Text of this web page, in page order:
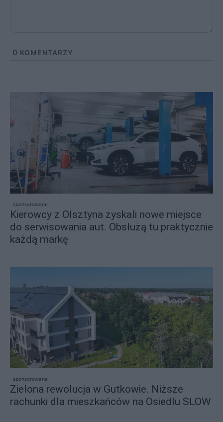
0 KOMENTARZY
sponsorowane
Kierowcy z Olsztyna zyskali nowe miejsce
do serwisowania aut. Obsłużą tu praktycznie
każdą markę
sponsorowane
Zielona rewolucja w Gutkowie. Niższe
rachunki dla mieszkańców na Osiedlu SLOW